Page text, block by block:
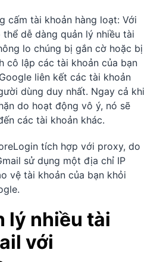
cấm tài khoản hàng loạt: Với
dễ dàng quản lý nhiều tài
lo chúng bị gắn cờ hoặc bị
cô lập các tài khoản của bạn
liên kết các tài khoản
dùng duy nhất. Ngay cả khi
do hoạt động vô ý, nó sẽ
các tài khoản khác.
tích hợp với proxy, do
sử dụng một địa chỉ IP
vệ tài khoản của bạn khỏi
lý nhiều tài
với